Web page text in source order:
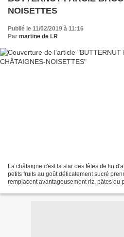
NOISETTES
Publié le 11/02/2019 à 11:16
Par martine de LR
La châtaigne c'est la star des fêtes de fin
petits fruits au goût délicatement sucré
remplacent avantageusement riz, pâtes ou